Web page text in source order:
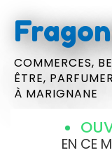
COMMERCES,
ÊTRE,
À MARIGNANE
EN CE